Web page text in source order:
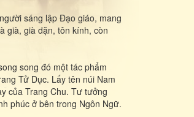
sáng lập Đạo giáo, mang
già, già dặn, tôn kính, còn
song đó một tác phẩm
Tử Dục. Lấy tên núi Nam
của Trang Chu. Tư tưởng
phúc ở bên trong Ngôn Ngữ.